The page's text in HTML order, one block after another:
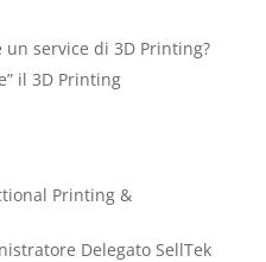
service di 3D Printing?
il 3D Printing
Printing &
Delegato SellTek